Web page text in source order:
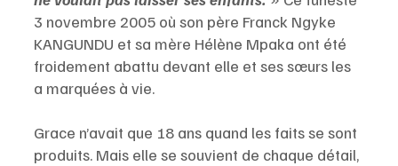
3 novembre 2005 où son père Franck Ngyke
KANGUNDU et sa mère Hélène Mpaka ont été
froidement abattu devant elle et ses sœurs les
a marquées à vie.
Grace n’avait que 18 ans quand les faits se sont
produits. Mais elle se souvient de chaque détail,